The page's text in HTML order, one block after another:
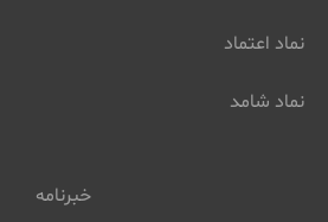
نماد اعتماد
نماد شامد
خبرنامه